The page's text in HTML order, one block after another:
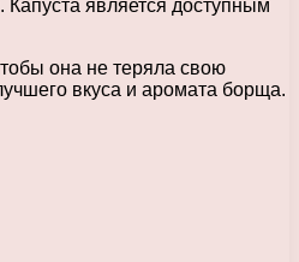
является доступным
она не теряла свою
вкуса и аромата борща.